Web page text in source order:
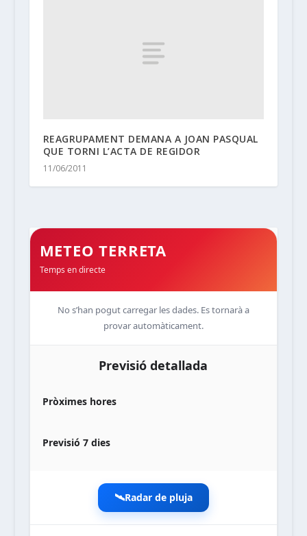
REAGRUPAMENT DEMANA A JOAN PASQUAL
QUE TORNI L’ACTA DE REGIDOR
11/06/2011
METEO TERRETA
Temps en directe
No s’han pogut carregar les dades. Es tornarà a
provar automàticament.
Previsió detallada
Pròximes hores
Previsió 7 dies
🛰️Radar de pluja